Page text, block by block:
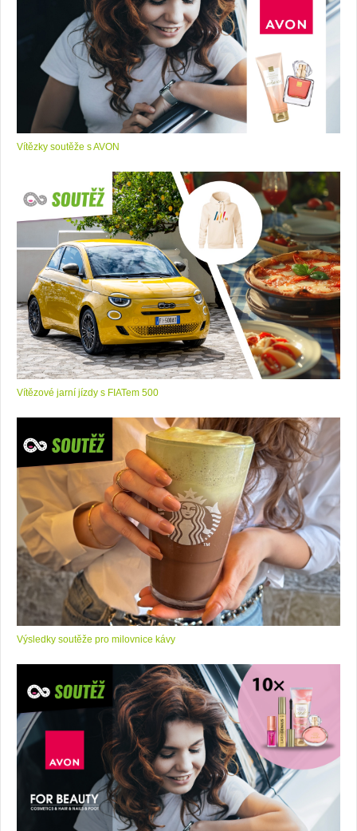
Vítězky soutěže s AVON
Vítězové jarní jízdy s FIATem 500
Výsledky soutěže pro milovnice kávy